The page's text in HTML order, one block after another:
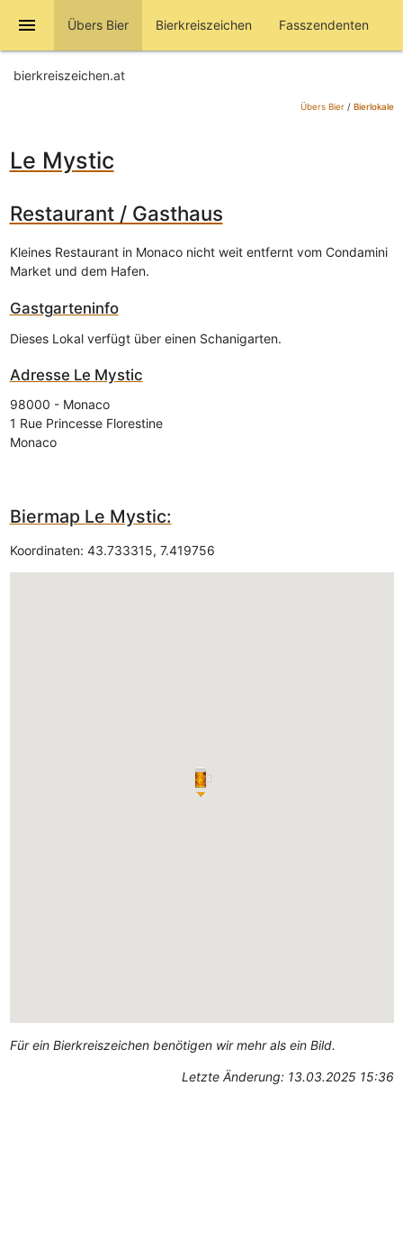
menu Übers Bier Bierkreiszeichen Fasszendenten
bierkreiszeichen.at
Übers Bier/ Bierlokale
Le Mystic
Restaurant / Gasthaus
Kleines Restaurant in Monaco nicht weit entfernt vom Condamini
Market und dem Hafen.
Gastgarteninfo
Dieses Lokal verfügt über einen Schanigarten.
Adresse Le Mystic
98000 - Monaco
1 Rue Princesse Florestine
Monaco
Biermap Le Mystic:
Koordinaten: 43.733315, 7.419756
Für ein Bierkreiszeichen benötigen wir mehr als ein Bild.
Letzte Änderung: 13.03.2025 15:36